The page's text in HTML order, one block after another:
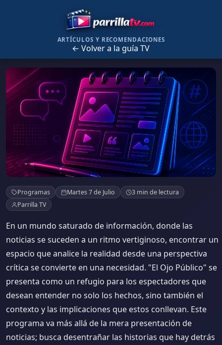
ARTÍCULOS Y RECOMENDACIONES
← Volver a la guía TV
El Ojo Publico
Programas Martes 7 de Julio
3 min de lectura
Parrilla TV
En un mundo saturado de información, donde las
noticias se suceden a un ritmo vertiginoso, encontrar un
espacio que analice la realidad desde una perspectiva
crítica se convierte en una necesidad. "El Ojo Público" se
presenta como un refugio para los espectadores que
desean entender no solo los hechos, sino también el
contexto y las implicaciones que estos conllevan. Este
programa va más allá de la mera presentación de
noticias; busca desentrañar las historias que hay detrás